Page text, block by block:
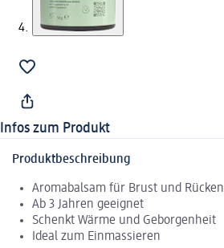
Infos zum Produkt
Produktbeschreibung
Aromabalsam für Brust und Rücken
Ab 3 Jahren geeignet
Schenkt Wärme und Geborgenheit
Ideal zum Einmassieren